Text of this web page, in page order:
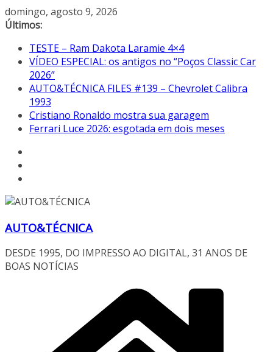
Pular
para
conteúdo
domingo, agosto 9, 2026
Últimos:
TESTE – Ram Dakota Laramie 4×4
VÍDEO ESPECIAL: os antigos no “Poços Classic Car
2026”
AUTO&TÉCNICA FILES #139 – Chevrolet Calibra
1993
Cristiano Ronaldo mostra sua garagem
Ferrari Luce 2026: esgotada em dois meses
AUTO&TÉCNICA
DESDE 1995, DO IMPRESSO AO DIGITAL, 31 ANOS DE
BOAS NOTÍCIAS